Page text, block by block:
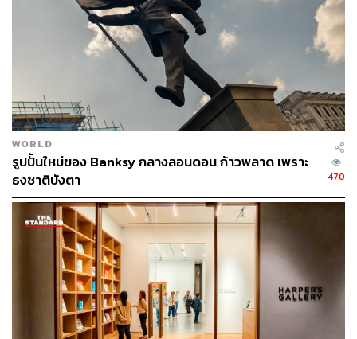
The Art of Banksy: “Without Limits” เป็นนิทรรศการรวบรวม
ผลงานของ Banksy โดยเหล่านักสะสม ครั้งแรกในอาเซียน ที่
เคยจัดแสดงมาแล้วกว่า 18 เมืองสำคัญทั่วโลก โดยมี King
Power, MOCA BANGKOK และ Plan B Media เข้ามาเป็น
พาร์ตเนอร์ในการจัดงาน
ภายในงานจัดแสดงผลงานจริง 30 ชิ้น และผลงานรีเมกอื่นๆ
รวมกันกว่า 150 ชิ้น ทั้งภาพพิมพ์ ภาพถ่าย ประติมากรรม
รวมไปถึงมัลติมีเดียอื่นๆ โดยเราจะได้เห็นงานคุ้นตากันอย่าง
‘Flower Thrower’ ภาพกราฟฟิตี้ขาว-ดำรูปคนขว้างดอกไม้
หรือ ‘Girl with Balloon’ รูปเด็กหญิงตัวน้อยที่ทำลูกโป่งสีแดง
หลุดหาย นอกจากนี้ยังมีงานแนวประติมากรรมที่น่าสนใจ
WORLD
รูปปั้นใหม่ของ Banksy กลางลอนดอน ก้าวพลาด เพราะ
ธงชาติบังตา
470